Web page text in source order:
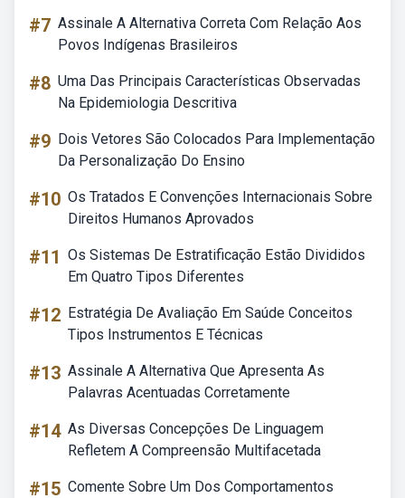
#7 Assinale A Alternativa Correta Com Relação Aos
Povos Indígenas Brasileiros
#8 Uma Das Principais Características Observadas
Na Epidemiologia Descritiva
#9 Dois Vetores São Colocados Para Implementação
Da Personalização Do Ensino
#10 Os Tratados E Convenções Internacionais Sobre
Direitos Humanos Aprovados
#11 Os Sistemas De Estratificação Estão Divididos
Em Quatro Tipos Diferentes
#12 Estratégia De Avaliação Em Saúde Conceitos
Tipos Instrumentos E Técnicas
#13 Assinale A Alternativa Que Apresenta As
Palavras Acentuadas Corretamente
#14 As Diversas Concepções De Linguagem
Refletem A Compreensão Multifacetada
#15 Comente Sobre Um Dos Comportamentos